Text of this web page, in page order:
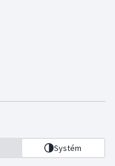
Systém